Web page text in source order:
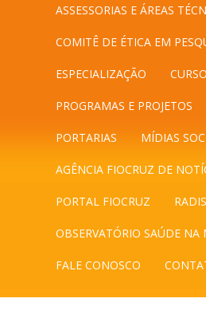
ASSESSORIAS E ÁREAS
COMITÊ DE ÉTICA EM
ESPECIALIZAÇÃO
PROGRAMAS E PROJETOS
PORTARIAS MÍDIAS
AGÊNCIA FIOCRUZ DE
PORTAL FIOCRUZ RADIS
OBSERVATÓRIO SAÚDE NA
FALE CONOSCO